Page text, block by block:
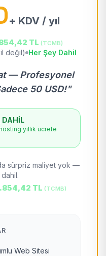
+ KDV / yıl
TL (TCMB)
değil) Her Şey Dahil
— Profesyonel
50 USD!"
yıllık ücrete
sürpriz maliyet yok —
TL (TCMB)
Web Sitesi